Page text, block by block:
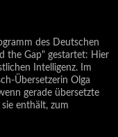
des Deutschen
the Gap" gestartet: Hier
Intelligenz. Im
Übersetzerin Olga
gerade übersetzte
enthält, zum